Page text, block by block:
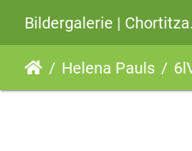
Bildergalerie |
Helena Pauls